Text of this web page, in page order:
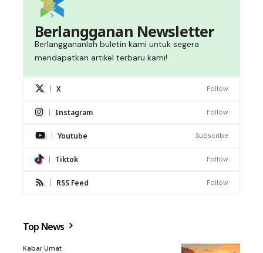
Berlangganan Newsletter
Berlanggananlah buletin kami untuk segera
mendapatkan artikel terbaru kami!
X Follow
Instagram Follow
Youtube Subscribe
Tiktok Follow
RSS Feed Follow
Top News
Kabar Umat